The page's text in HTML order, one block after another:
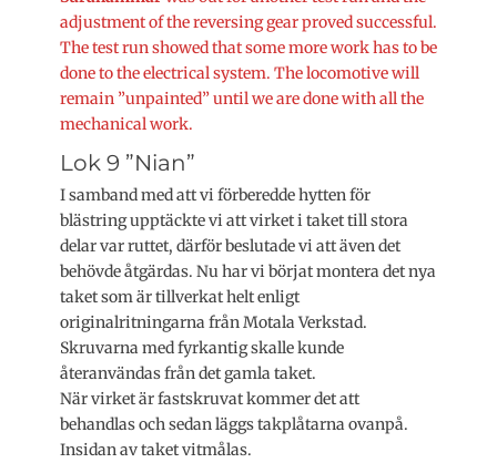
adjustment of the reversing gear proved successful.
The test run showed that some more work has to be
done to the electrical system. The locomotive will
remain ”unpainted” until we are done with all the
mechanical work.
Lok 9 ”Nian”
I samband med att vi förberedde hytten för
blästring upptäckte vi att virket i taket till stora
delar var ruttet, därför beslutade vi att även det
behövde åtgärdas. Nu har vi börjat montera det nya
taket som är tillverkat helt enligt
originalritningarna från Motala Verkstad.
Skruvarna med fyrkantig skalle kunde
återanvändas från det gamla taket.
När virket är fastskruvat kommer det att
behandlas och sedan läggs takplåtarna ovanpå.
Insidan av taket vitmålas.